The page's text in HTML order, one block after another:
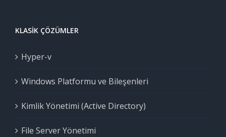
KLASIK ÇÖZÜMLER
Hyper-v
Windows Platformu ve Bileşenleri
Kimlik Yönetimi (Active Directory)
File Server Yönetimi